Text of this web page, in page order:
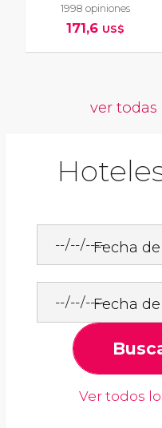
1998 opiniones
171,6 US$
ver todas
Fecha
Fecha
Ver todos